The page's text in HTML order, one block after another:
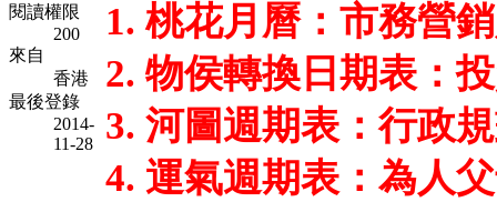
閱讀權限
200
來自
香港
最後登錄
2014-
11-28
1. 桃花月曆：市務營
2. 物侯轉換日期表：
3. 河圖週期表：行政
4. 運氣週期表：為人